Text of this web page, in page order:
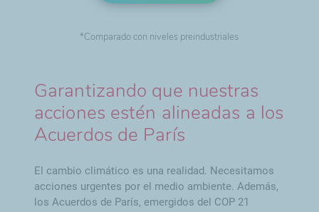
Garantizando que nuestras
acciones estén alineadas a los
Acuerdos de París
El cambio climático es una realidad. Necesitamos
acciones urgentes por el medio ambiente. Además,
los Acuerdos de París, emergidos del COP 21
*Comparado con niveles preindustriales